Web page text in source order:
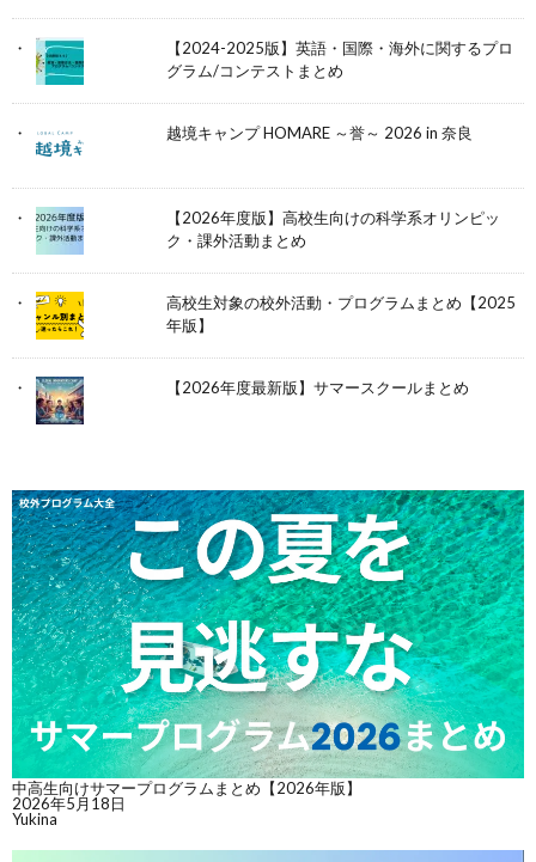
【2024-2025版】英語・国際・海外に関するプロ
グラム/コンテストまとめ
越境キャンプ HOMARE ～誉～ 2026 in 奈良
【2026年度版】高校生向けの科学系オリンピッ
ク・課外活動まとめ
高校生対象の校外活動・プログラムまとめ【2025
年版】
【2026年度最新版】サマースクールまとめ
中高生向けサマープログラムまとめ【2026年版】
2026年5月18日
Yukina